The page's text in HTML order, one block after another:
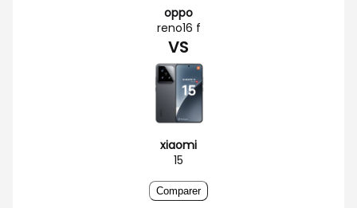
oppo
reno16 f
VS
xiaomi
15
Comparer